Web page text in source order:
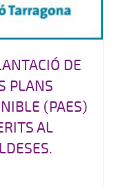
DE
PLANS
(PAES)
AL